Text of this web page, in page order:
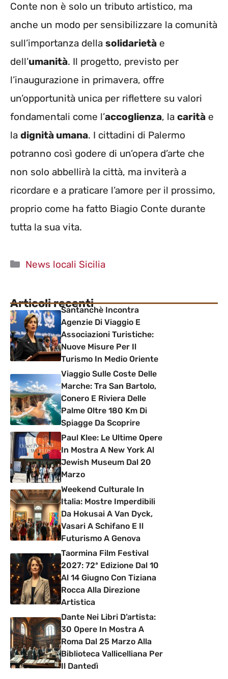
Conte non è solo un tributo artistico, ma
anche un modo per sensibilizzare la comunità
sull’importanza della solidarietà e
dell’umanità. Il progetto, previsto per
l’inaugurazione in primavera, offre
un’opportunità unica per riflettere su valori
fondamentali come l’accoglienza, la carità e
la dignità umana. I cittadini di Palermo
potranno così godere di un’opera d’arte che
non solo abbellirà la città, ma inviterà a
ricordare e a praticare l’amore per il prossimo,
proprio come ha fatto Biagio Conte durante
tutta la sua vita.
Categorie
News locali Sicilia
Articoli recentiSantanchè Incontra
Agenzie Di Viaggio E
Associazioni Turistiche:
Nuove Misure Per Il
Turismo In Medio Oriente
Viaggio Sulle Coste Delle
Marche: Tra San Bartolo,
Conero E Riviera Delle
Palme Oltre 180 Km Di
Spiagge Da Scoprire
Paul Klee: Le Ultime Opere
In Mostra A New York Al
Jewish Museum Dal 20
Marzo
Weekend Culturale In
Italia: Mostre Imperdibili
Da Hokusai A Van Dyck,
Vasari A Schifano E Il
Futurismo A Genova
Taormina Film Festival
2027: 72ª Edizione Dal 10
Al 14 Giugno Con Tiziana
Rocca Alla Direzione
Artistica
Dante Nei Libri D’artista:
30 Opere In Mostra A
Roma Dal 25 Marzo Alla
Biblioteca Vallicelliana Per
Il Dantedì